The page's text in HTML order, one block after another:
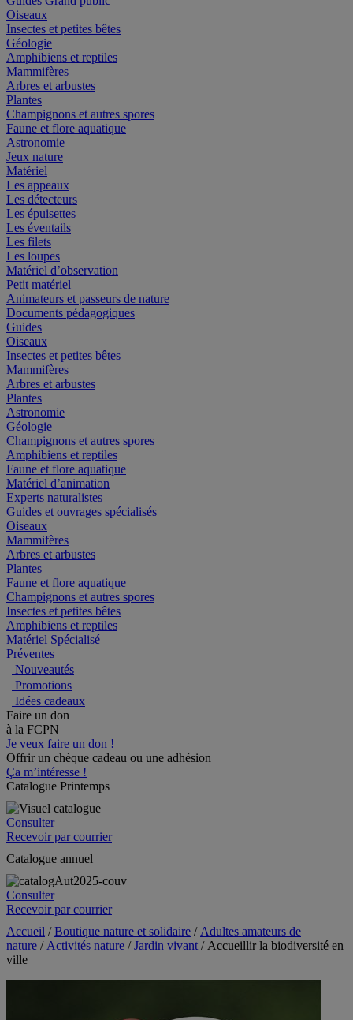
Oiseaux
Insectes et petites bêtes
Géologie
Amphibiens et reptiles
Mammifères
Arbres et arbustes
Plantes
Champignons et autres spores
Faune et flore aquatique
Astronomie
Jeux nature
Matériel
Les appeaux
Les détecteurs
Les épuisettes
Les éventails
Les filets
Les loupes
Matériel d’observation
Petit matériel
Animateurs et passeurs de nature
Documents pédagogiques
Guides
Oiseaux
Insectes et petites bêtes
Mammifères
Arbres et arbustes
Plantes
Astronomie
Géologie
Champignons et autres spores
Amphibiens et reptiles
Faune et flore aquatique
Matériel d’animation
Experts naturalistes
Guides et ouvrages spécialisés
Oiseaux
Mammifères
Arbres et arbustes
Plantes
Faune et flore aquatique
Champignons et autres spores
Insectes et petites bêtes
Amphibiens et reptiles
Matériel Spécialisé
Préventes
Nouveautés
Promotions
Idées cadeaux
Faire un don
à la FCPN
Je veux faire un don !
Offrir un chèque cadeau ou une adhésion
Ça m’intéresse !
Catalogue Printemps
Consulter
Recevoir par courrier
Catalogue annuel
Consulter
Recevoir par courrier
Accueil /Boutique nature et solidaire / Adultes amateurs de
nature / Activités nature /Jardin vivant / Accueillir la biodiversité en
ville